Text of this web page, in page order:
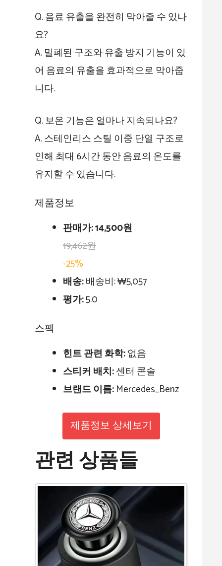
Q. 음료 유출을 완전히 막아줄 수 있나
요?
A. 밀폐된 구조와 유출 방지 기능이 있
어 음료의 유출을 효과적으로 막아줍
니다.
Q. 보온 기능은 얼마나 지속되나요?
A. 스테인리스 스틸 이중 단열 구조로
인해 최대 6시간 동안 음료의 온도를
유지할 수 있습니다.
제품정보
판매가:14,500원
19,462원
-25%
배송:배송비: ₩5,057
평가:5.0
스펙
힌트 관련 화학:없음
스티커 배치:센터 콘솔
브랜드 이름:Mercedes_Benz
제품정보 상세보기
관련 상품들